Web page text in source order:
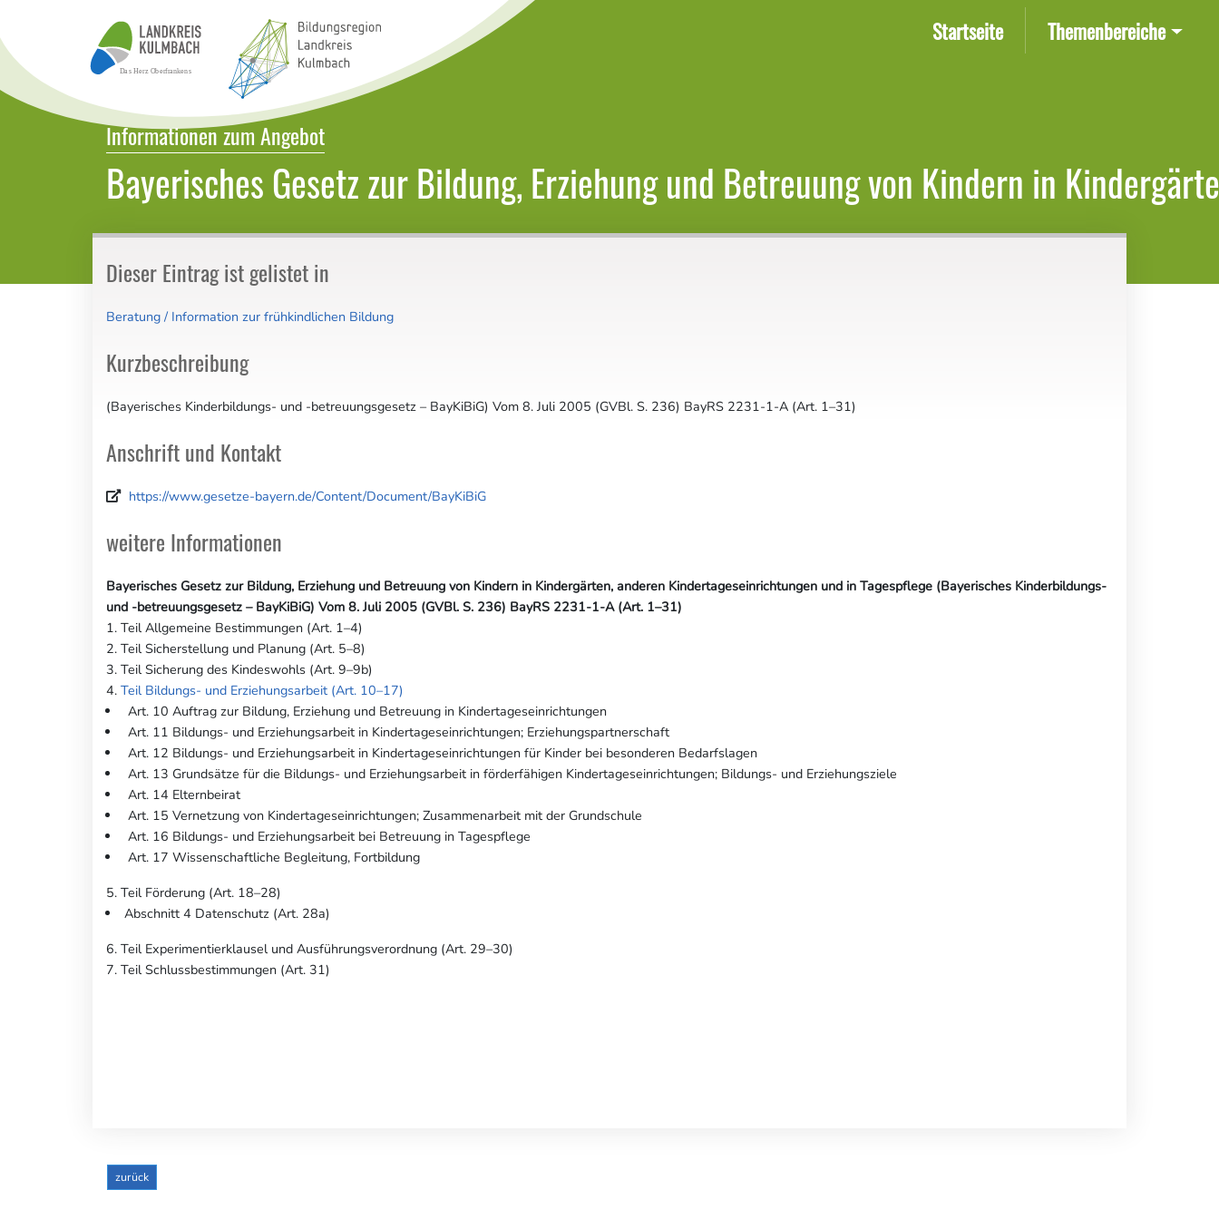
Bildungsatlas Landkreis Kulmbach Startseite(current)Themenbereiche
Informationen zum Angebot
Bayerisches Gesetz zur Bildung, Erziehung und Betreuung von Kindern in
Dieser Eintrag ist gelistet in
Beratung / Information zur frühkindlichen Bildung
Kurzbeschreibung
(Bayerisches Kinderbildungs- und -betreuungsgesetz – BayKiBiG) Vom 8. Juli 2005 (GVBl. S. 236) BayRS 2231-1-A (Art. 1–31)
Anschrift und Kontakt
https://www.gesetze-bayern.de/Content/Document/BayKiBiG
weitere Informationen
Bayerisches Gesetz zur Bildung, Erziehung und Betreuung von Kindern in Kindergärten, anderen Kindertageseinrichtungen und in Tagespflege (Bayerisches Kinderbildungs-
und -betreuungsgesetz – BayKiBiG) Vom 8. Juli 2005 (GVBl. S. 236) BayRS 2231-1-A (Art. 1–31)
1. Teil Allgemeine Bestimmungen (Art. 1–4)
2. Teil Sicherstellung und Planung (Art. 5–8)
3. Teil Sicherung des Kindeswohls (Art. 9–9b)
4. Teil Bildungs- und Erziehungsarbeit (Art. 10–17)
Art. 10 Auftrag zur Bildung, Erziehung und Betreuung in Kindertageseinrichtungen
Art. 11 Bildungs- und Erziehungsarbeit in Kindertageseinrichtungen; Erziehungspartnerschaft
Art. 12 Bildungs- und Erziehungsarbeit in Kindertageseinrichtungen für Kinder bei besonderen Bedarfslagen
Art. 13 Grundsätze für die Bildungs- und Erziehungsarbeit in förderfähigen Kindertageseinrichtungen; Bildungs- und Erziehungsziele
Art. 14 Elternbeirat
Art. 15 Vernetzung von Kindertageseinrichtungen; Zusammenarbeit mit der Grundschule
Art. 16 Bildungs- und Erziehungsarbeit bei Betreuung in Tagespflege
Art. 17 Wissenschaftliche Begleitung, Fortbildung
5. Teil Förderung (Art. 18–28)
Abschnitt 4 Datenschutz (Art. 28a)
6. Teil Experimentierklausel und Ausführungsverordnung (Art. 29–30)
7. Teil Schlussbestimmungen (Art. 31)
zurück